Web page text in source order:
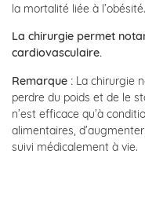
la mortalité liée à l’obésité.
La chirurgie permet
cardiovasculaire.
Remarque : La chirurgie
perdre du poids et de le
n’est efficace qu’à
alimentaires,
suivi médicalement à vie.